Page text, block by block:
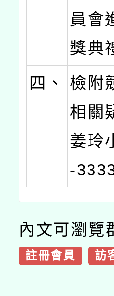
員會
獎典
四、
檢附
相關
姜玲
-
內文可瀏覽
註冊會員 訪